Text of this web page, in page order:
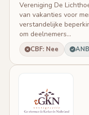
Vereniging De
van vakanties voor
verstandelijke
om deelnemers...
CBF: Nee